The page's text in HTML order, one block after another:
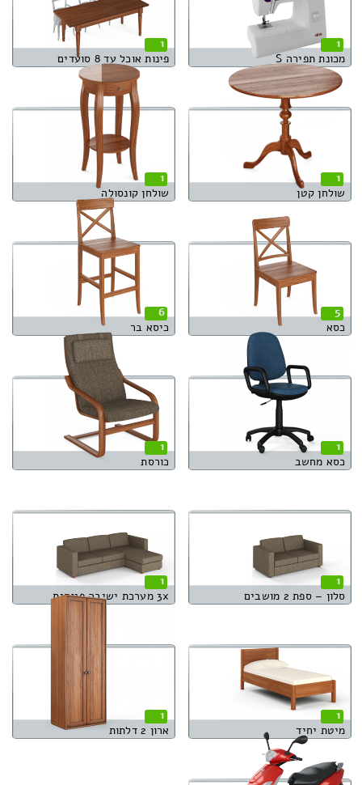
1
מכונת תפירה S
1
פינות אוכל עד 8 סועדים
1
שולחן קטן
1
שולחן קונסולה
5
כסא
6
כיסא בר
1
כסא מחשב
1
כורסת
1
סלון – ספת 2 מושבים
1
3x מערכת ישיבה פינתית
1
מיטת יחיד
1
ארון 2 דלתות